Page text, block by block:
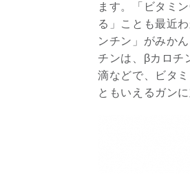
ます。「ビタミ
る」ことも最近
ンチン」がみか
チンは、βカロチ
滴などで、ビタ
ともいえるガン